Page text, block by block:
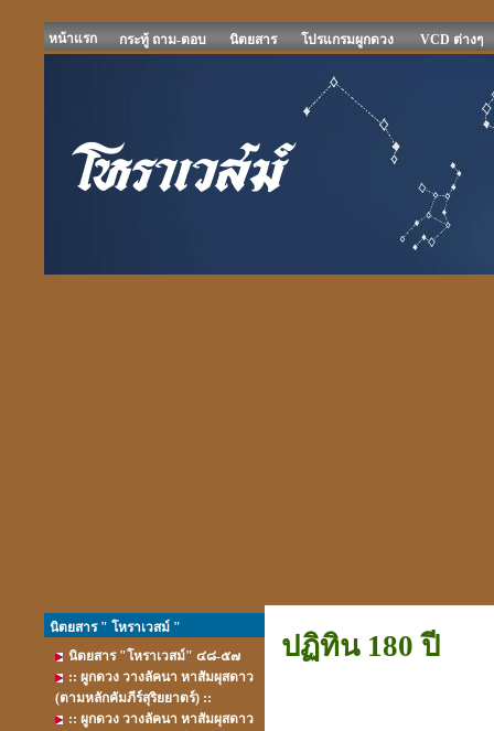
หน้าแรก กระทู้ ถาม-ตอบ นิตยสาร โปรแกรมผูกดวง VCD ต่างๆ
นิตยสาร " โหราเวสม์ "
นิตยสาร "โหราเวสม์" ๔๘-๕๗
:: ผูกดวง วางลัคนา หาสัมผุสดาว
(ตามหลักคัมภีร์สุริยยาตร์) ::
:: ผูกดวง วางลัคนา หาสัมผุสดาว
ปฏิทิน 180 ปี